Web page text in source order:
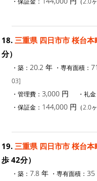
18. 三重県 四日市市 桜台本
分）
・築： 20.2 年 ・専有面積：
03]
・管理費： 3,000 円 ・礼金
・保証金： 144,000 円 （2.0
19. 三重県 四日市市 桜台本
歩 42分）
・築： 7.8 年 ・専有面積： 35